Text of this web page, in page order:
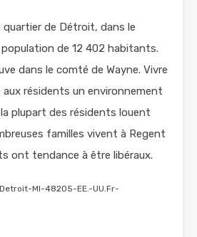
quartier de Détroit, dans le
de 12 402 habitants.
dans le comté de Wayne. Vivre
aux résidents un environnement
plupart des résidents louent
familles vivent à Regent
ont tendance à être libéraux.
MI-48205-EE.-UU.Fr-